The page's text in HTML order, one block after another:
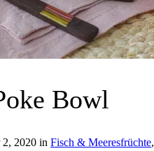
Bowl
2, 2020 in Fisch & Meeresfrüchte,